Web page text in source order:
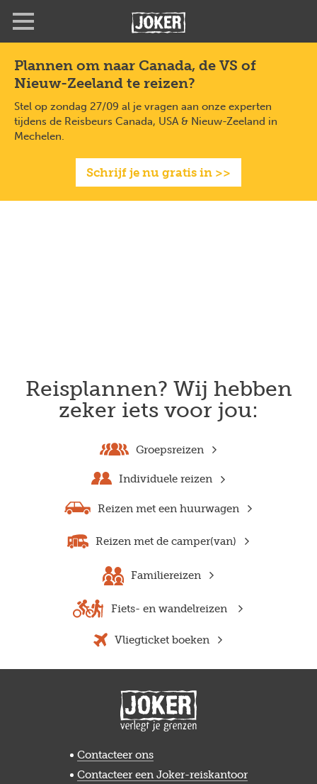
inhoud
gaan
Plannen om naar Canada, de VS of
Nieuw-Zeeland te reizen?
Stel op zondag 27/09 al je vragen aan onze experten
tijdens de Reisbeurs Canada, USA & Nieuw-Zeeland in
Mechelen.
Schrijf je nu gratis in >>
Reisplannen? Wij hebben
zeker iets voor jou:
Groepsreizen
Individuele reizen
Reizen met een huurwagen
Reizen met de camper(van)
Familiereizen
Fiets- en wandelreizen
Vliegticket boeken
Contacteer ons
Contacteer een Joker-reiskantoor